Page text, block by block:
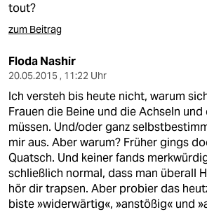
tout?
zum Beitrag
Floda Nashir
20.05.2015 , 11:22 Uhr
Ich versteh bis heute nicht, warum
Frauen die Beine und die Achseln
müssen. Und/oder ganz
mir aus. Aber warum? Früher gings
Quatsch. Und keiner fands
schließlich normal, dass man überall
hör dir trapsen. Aber probier das
biste »widerwärtig«, »anstößig« und